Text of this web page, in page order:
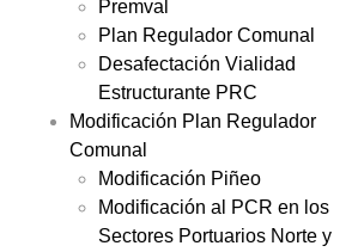
Premval
Plan Regulador Comunal
Desafectación Vialidad
Estructurante PRC
Modificación Plan Regulador
Comunal
Modificación Piñeo
Modificación al PCR en los
Sectores Portuarios Norte y